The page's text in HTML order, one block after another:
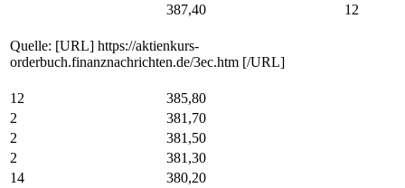
387,40
12
Quelle: [URL] https://aktienkurs-
orderbuch.finanznachrichten.de/3ec.htm [/URL]
12
385,80
2
381,70
2
381,50
2
381,30
14
380,20